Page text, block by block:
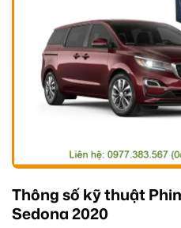
Thông số kỹ thuật
Sedona 2020